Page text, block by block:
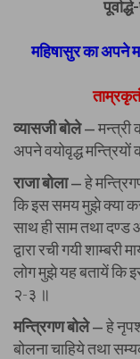
महिषासुर का अपने
व्यासजी बोले— मन्त्री
अपने वयोवृद्ध
राजा बोला— हे
कि इस समय मुझे क्या
साथ ही साम तथा
द्वारा रची गयी
लोग मुझे यह बतायें कि
२-३ ॥
मन्त्रिगण बोले— हे
बोलना चाहिये तथा